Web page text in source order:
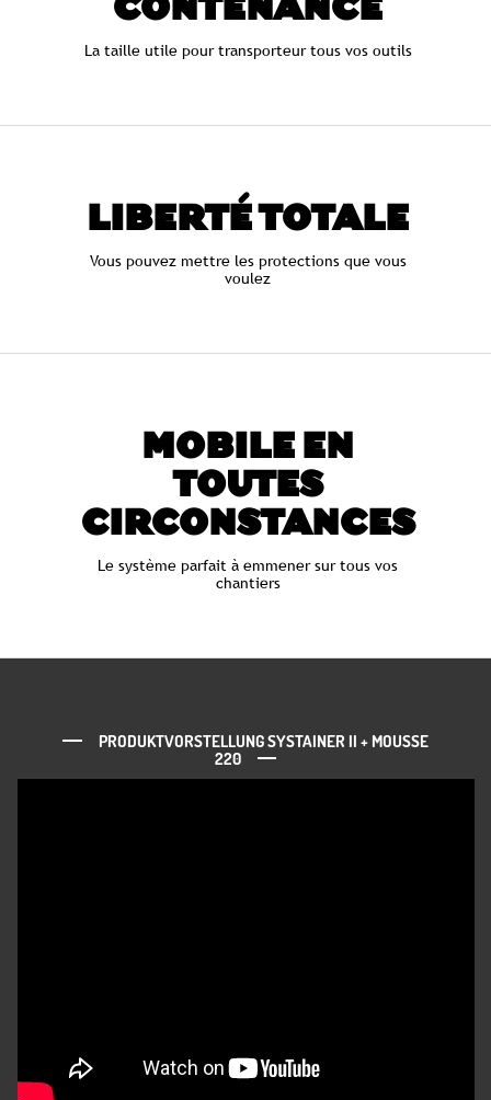
CONTENANCE
La taille utile pour transporteur tous vos outils
LIBERTÉ TOTALE
Vous pouvez mettre les protections que vous
voulez
MOBILE EN
TOUTES
CIRCONSTANCES
Le système parfait à emmener sur tous vos
chantiers
PRODUKTVORSTELLUNG SYSTAINER II + MOUSSE
220